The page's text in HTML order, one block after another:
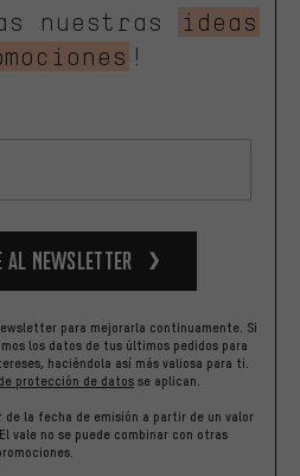
nuestras
ideas
!
al newsletter
para mejorarla continuamente. Si
los datos de tus últimos pedidos para
haciéndola así más valiosa para ti.
protección de datos se aplican.
la fecha de emisión a partir de un valor
vale no se puede combinar con otras